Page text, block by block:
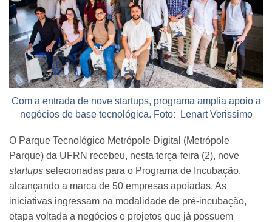
Com a entrada de nove startups, programa amplia apoio a
negócios de base tecnológica. Foto: Lenart Verissimo
O Parque Tecnológico Metrópole Digital (Metrópole
Parque) da UFRN recebeu, nesta terça-feira (2), nove
startups selecionadas para o Programa de Incubação,
alcançando a marca de 50 empresas apoiadas. As
iniciativas ingressam na modalidade de pré-incubação,
etapa voltada a negócios e projetos que já possuem